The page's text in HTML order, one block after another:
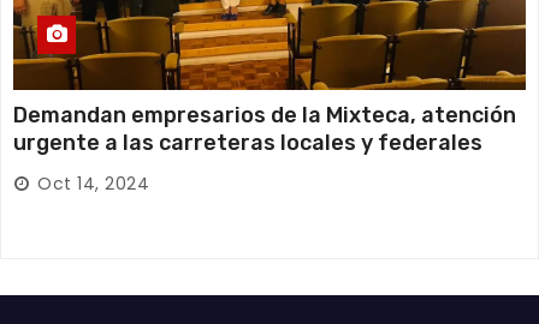
Demandan empresarios de la Mixteca, atención
urgente a las carreteras locales y federales
Oct 14, 2024